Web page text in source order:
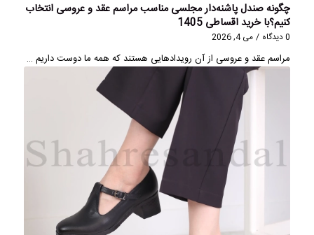
چگونه صندل پاشنه‌دار مجلسی مناسب مراسم عقد و عروسی انتخاب
کنیم؟با خرید اقساطی 1405
0 دیدگاه / می 4, 2026
مراسم عقد و عروسی از آن رویدادهایی هستند که همه ما دوست داریم …